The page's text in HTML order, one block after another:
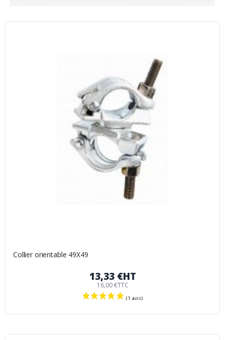
Collier orientable 49X49
13,33 €HT
16,00 €TTC